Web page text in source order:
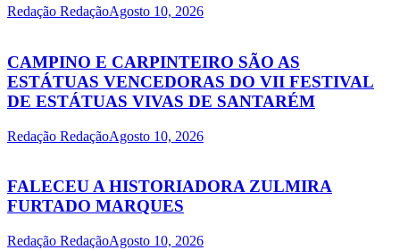
Redação RedaçãoAgosto 10, 2026
CAMPINO E CARPINTEIRO SÃO AS
ESTÁTUAS VENCEDORAS DO VII FESTIVAL
DE ESTÁTUAS VIVAS DE SANTARÉM
Redação RedaçãoAgosto 10, 2026
FALECEU A HISTORIADORA ZULMIRA
FURTADO MARQUES
Redação RedaçãoAgosto 10, 2026